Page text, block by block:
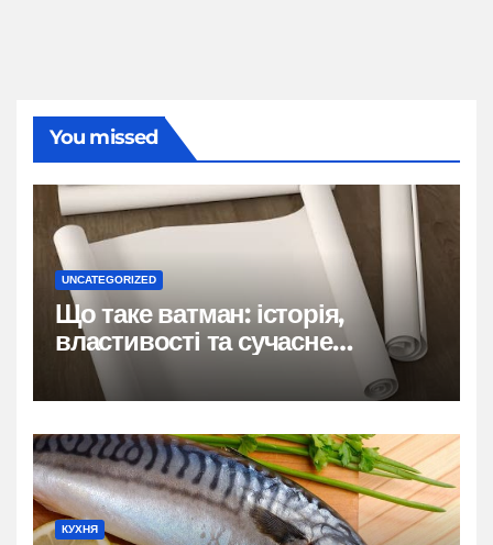
You missed
UNCATEGORIZED
Що таке ватман: історія,
властивості та сучасне
застосування
КУХНЯ